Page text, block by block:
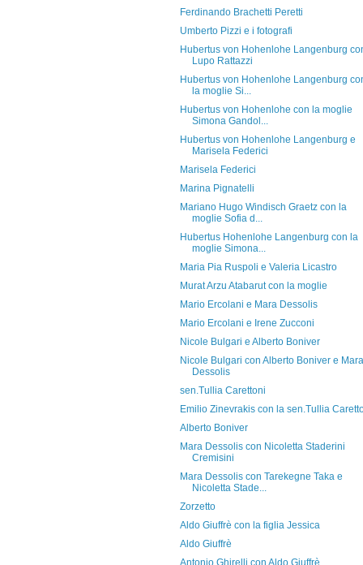
Ferdinando Brachetti Peretti
Umberto Pizzi e i fotografi
Hubertus von Hohenlohe Langenburg
Lupo Rattazzi
Hubertus von Hohenlohe Langenburg
la moglie Si...
Hubertus von Hohenlohe con la moglie
Simona Gandol...
Hubertus von Hohenlohe Langenburg e
Marisela Federici
Marisela Federici
Marina Pignatelli
Mariano Hugo Windisch Graetz con la
moglie Sofia d...
Hubertus Hohenlohe Langenburg con la
moglie Simona...
Maria Pia Ruspoli e Valeria Licastro
Murat Arzu Atabarut con la moglie
Mario Ercolani e Mara Dessolis
Mario Ercolani e Irene Zucconi
Nicole Bulgari e Alberto Boniver
Nicole Bulgari con Alberto Boniver e Mara
Dessolis
sen.Tullia Carettoni
Emilio Zinevrakis con la sen.Tullia
Alberto Boniver
Mara Dessolis con Nicoletta Staderini
Cremisini
Mara Dessolis con Tarekegne Taka e
Nicoletta Stade...
Zorzetto
Aldo Giuffrè con la figlia Jessica
Aldo Giuffrè
Antonio Ghirelli con Aldo Giuffrè